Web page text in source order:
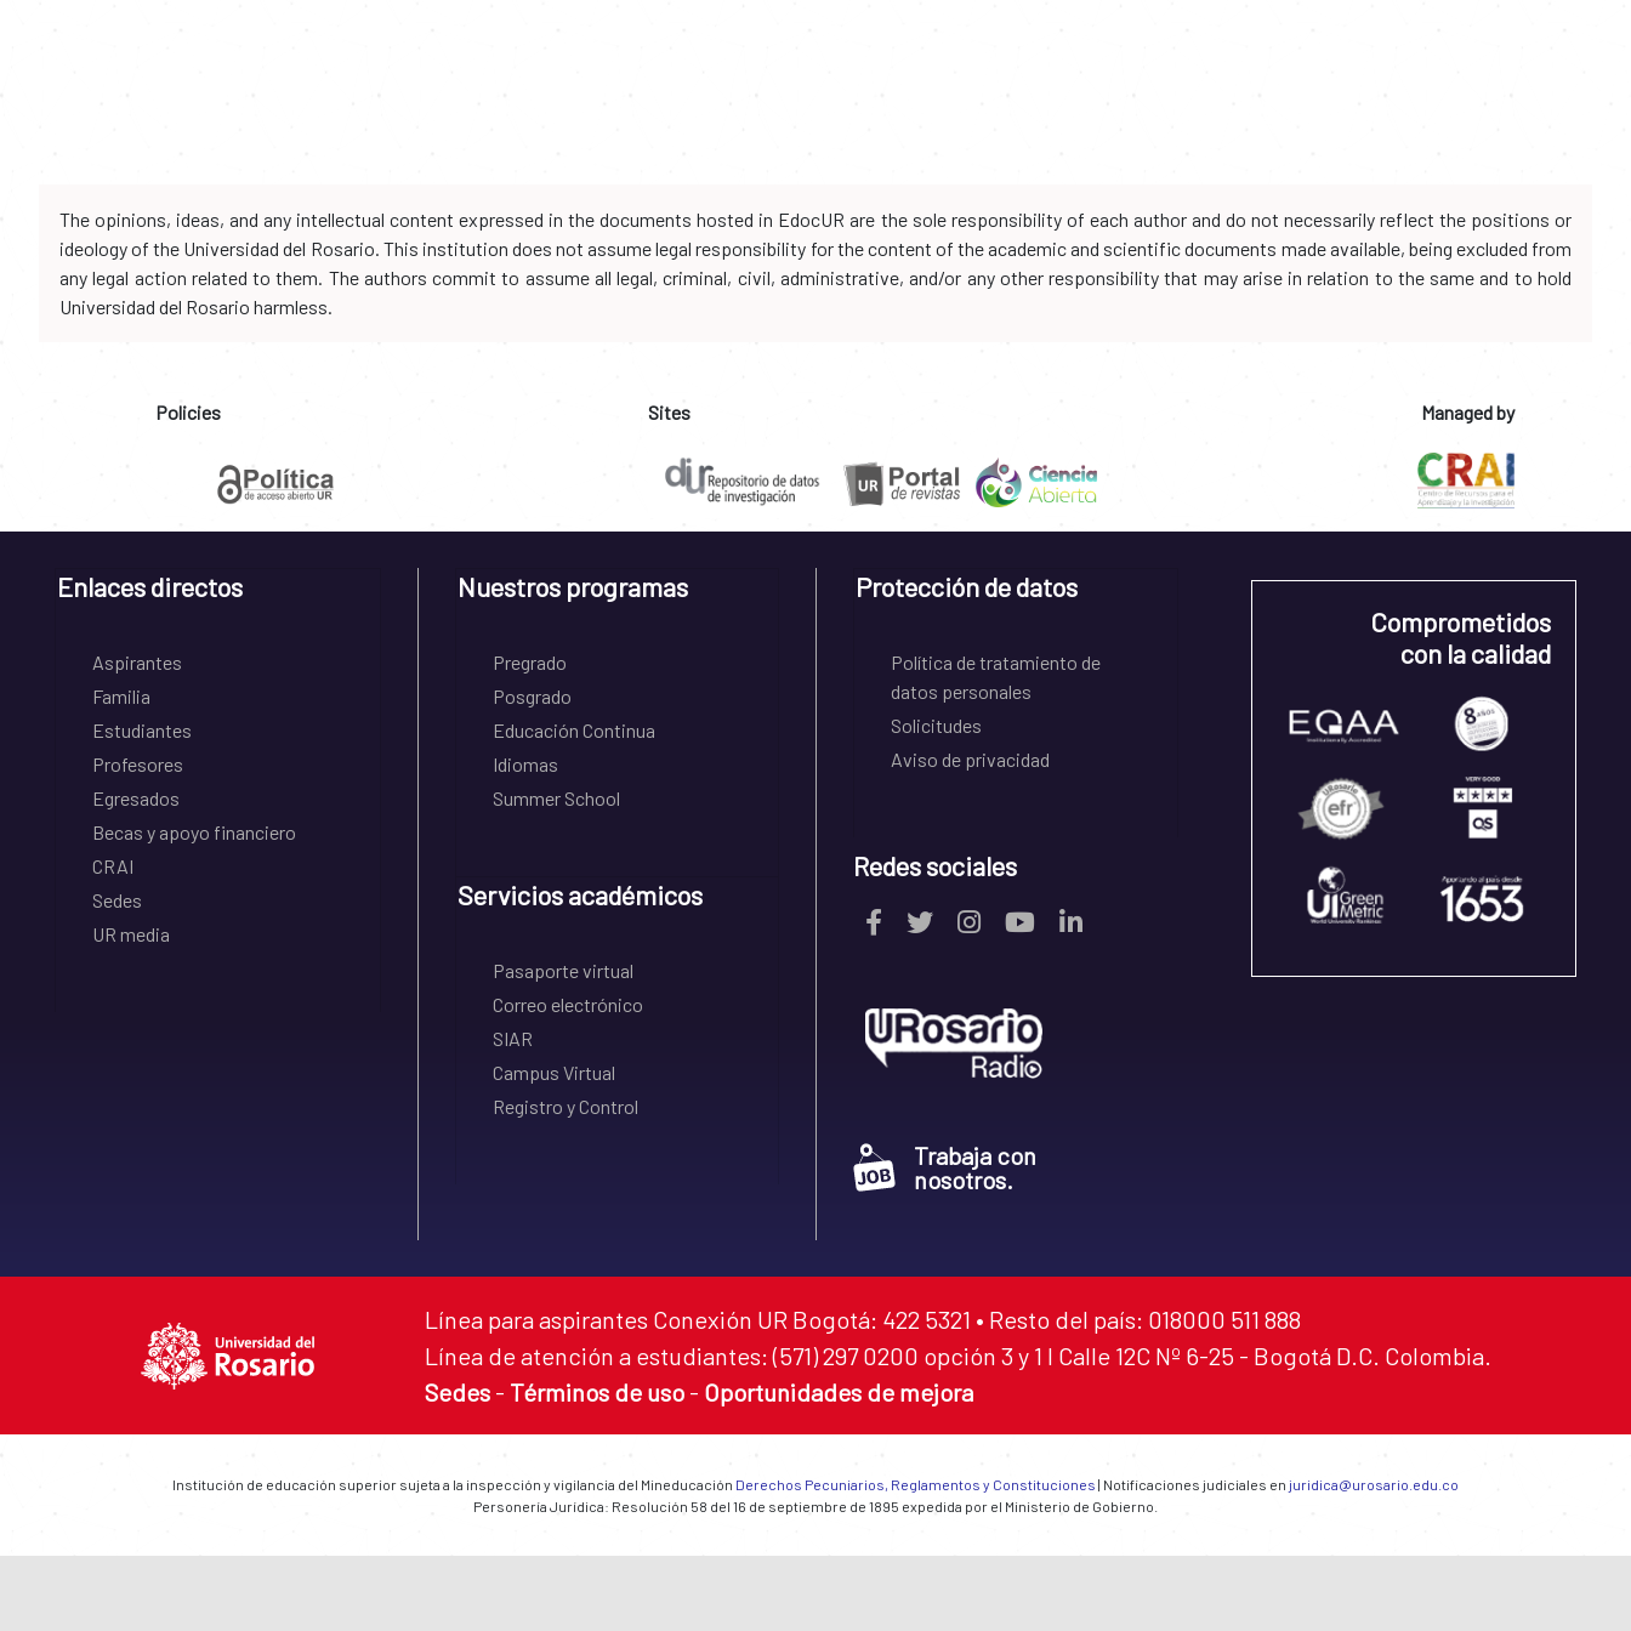
The opinions, ideas, and any intellectual content expressed in the documents hosted in EdocUR are the sole responsibility of each author and do not necessarily reflect the positions or
ideology of the Universidad del Rosario. This institution does not assume legal responsibility for the content of the academic and scientific documents made available, being excluded from
any legal action related to them. The authors commit to assume all legal, criminal, civil, administrative, and/or any other responsibility that may arise in relation to the same and to hold
Universidad del Rosario harmless.
Policies Sites Managed by
Enlaces directos
Aspirantes
Familia
Estudiantes
Profesores
Egresados
Becas y apoyo financiero
CRAI
Sedes
UR media
Nuestros programas
Pregrado
Posgrado
Educación Continua
Idiomas
Summer School
Servicios académicos
Pasaporte virtual
Correo electrónico
SIAR
Campus Virtual
Registro y Control
Protección de datos
Política de tratamiento de
datos personales
Solicitudes
Aviso de privacidad
Redes sociales
Trabaja con
nosotros.
Comprometidos
con la calidad
Línea para aspirantes Conexión UR Bogotá: 422 5321 • Resto del país: 018000 511 888
Línea de atención a estudiantes: (571) 297 0200 opción 3 y 1 I Calle 12C Nº 6-25 - Bogotá D.C. Colombia.
Sedes - Términos de uso - Oportunidades de mejora
Institución de educación superior sujeta a la inspección y vigilancia del Mineducación Derechos Pecuniarios, Reglamentos y Constituciones | Notificaciones judiciales en juridica@urosario.edu.co
Personería Jurídica: Resolución 58 del 16 de septiembre de 1895 expedida por el Ministerio de Gobierno.